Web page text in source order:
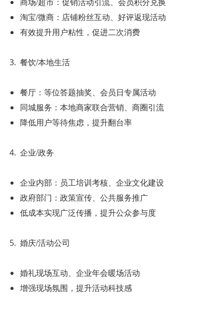
淘宝/微商：店铺粉丝互动、好评返现活动
有效提升用户粘性，促进二次消费
餐饮/本地生活
餐厅：等位答题抽奖、会员日专属活动
同城服务：本地商家联合营销、商圈引流
降低用户等待焦虑，提升翻台率
企业/政务
企业内部：员工培训考核、企业文化建设
政府部门：政策宣传、公共服务推广
低成本实现广泛传播，提升公众参与度
婚庆/活动公司
婚礼现场互动、企业年会暖场活动
增强现场氛围，提升活动科技感